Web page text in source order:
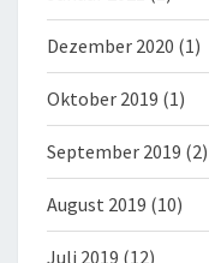
Dezember 2020 (1)
Oktober 2019 (1)
September 2019 (2)
August 2019 (10)
Juli 2019 (12)